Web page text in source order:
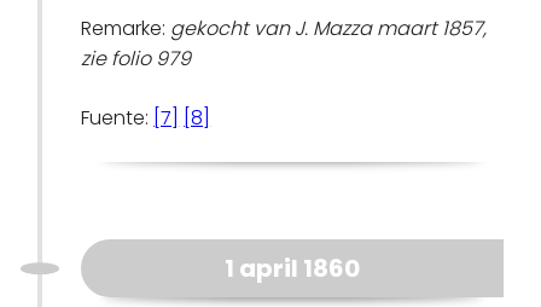
Remarke: gekocht van J. Mazza maart 1857,
zie folio 979
Fuente: [7] [8]
1 april 1860